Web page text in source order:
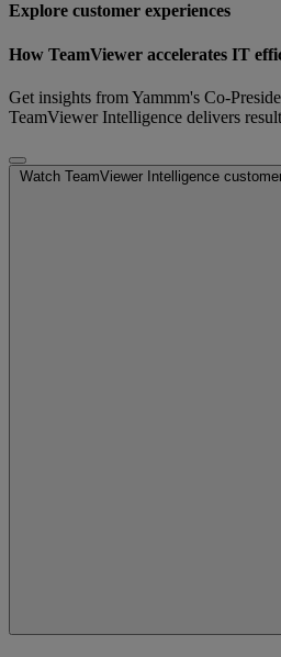
Explore customer experiences
How TeamViewer accelerates IT
Get insights from Yammm's Co-
TeamViewer Intelligence delivers
Watch TeamViewer Intelligence